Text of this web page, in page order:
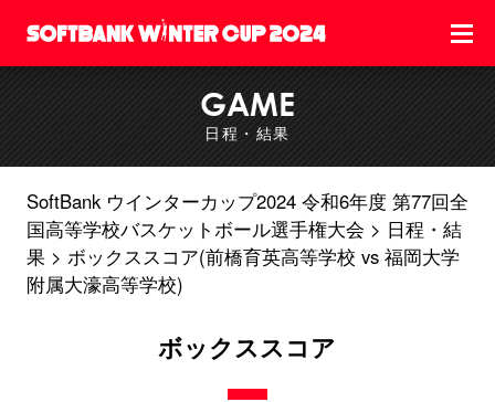
GAME
日程・結果
SoftBank ウインターカップ2024 令和6年度 第77回全
国高等学校バスケットボール選手権大会
日程・結
果
ボックススコア(前橋育英高等学校 vs 福岡大学
附属大濠高等学校)
ボックススコア